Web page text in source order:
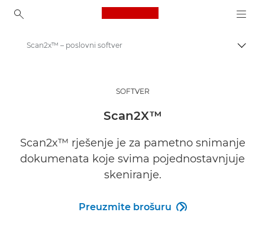
Canon Logo, back to
Scan2x™ – poslovni softver
SOFTVER
Scan2X™
Scan2x™ rješenje je za pametno snimanje
dokumenata koje svima pojednostavnjuje
skeniranje.
Preuzmite brošuru
Preuzmite brošuru
